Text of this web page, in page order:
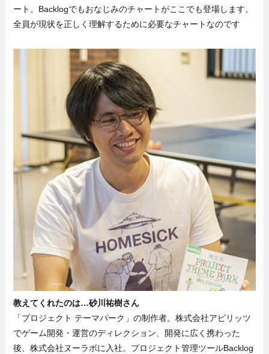
ート。Backlogでもおなじみのチャートがここでも登場します。
全員が現状を正しく理解するために必要なチャートなのです
教えてくれたのは…砂川祐樹さん
「プロジェクト テーマパーク」の制作者。株式会社アピリッツ
でゲーム開発・運営のディレクション、開発に広く携わった
後、株式会社ヌーラボに入社。プロジェクト管理ツールBacklog